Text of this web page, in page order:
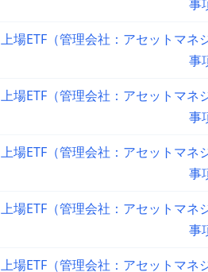
事
上場ETF（管理会社：アセットマ
事
上場ETF（管理会社：アセットマ
事
上場ETF（管理会社：アセットマ
事
上場ETF（管理会社：アセットマ
事
上場ETF（管理会社：アセットマ